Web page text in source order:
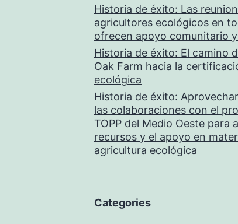
Historia de éxito: Las
agricultores ecológicos en
ofrecen apoyo comunitario
Historia de éxito: El camino
Oak Farm hacia la
ecológica
Historia de éxito:
las colaboraciones con el
TOPP del Medio Oeste para
recursos y el apoyo en
agricultura ecológica
Categories